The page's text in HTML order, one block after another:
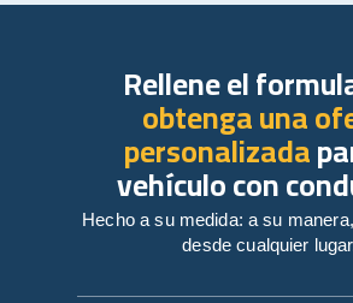
Rellene el
obtenga una
personalizada
vehículo con
Hecho a su medida: a su
desde cualquier